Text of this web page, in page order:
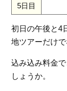
5日目
初日の午後と4
地ツアーだけ
込み込み料金
しょうか。